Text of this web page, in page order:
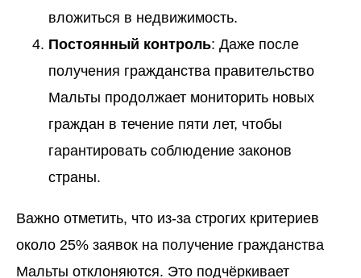
вложиться в недвижимость.
Постоянный контроль: Даже после
получения гражданства правительство
Мальты продолжает мониторить новых
граждан в течение пяти лет, чтобы
гарантировать соблюдение законов
страны.
Важно отметить, что из-за строгих критериев
около 25% заявок на получение гражданства
Мальты отклоняются. Это подчёркивает